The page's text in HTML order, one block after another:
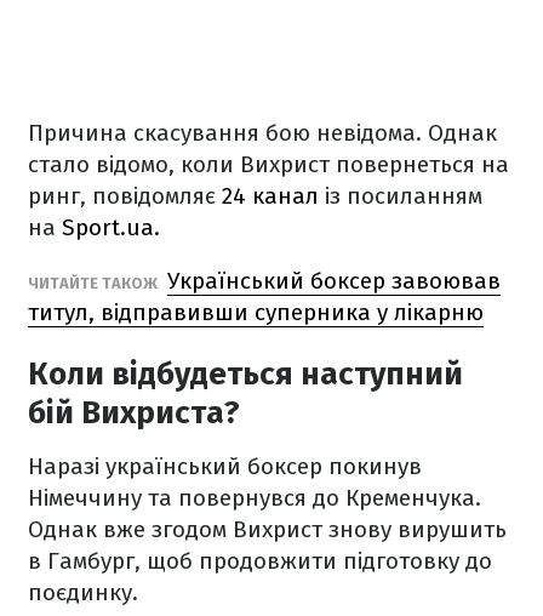
Причина скасування бою невідома. Однак
стало відомо, коли Вихрист повернеться на
ринг, повідомляє 24 канал із посиланням
на Sport.ua.
ЧИТАЙТЕ ТАКОЖ Український боксер завоював
титул, відправивши суперника у лікарню
Коли відбудеться наступний
бій Вихриста?
Наразі український боксер покинув
Німеччину та повернувся до Кременчука.
Однак вже згодом Вихрист знову вирушить
в Гамбург, щоб продовжити підготовку до
поєдинку.